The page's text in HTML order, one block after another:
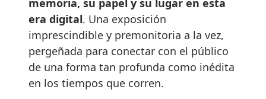
memoria, su papel y su lugar en esta
era digital. Una exposición
imprescindible y premonitoria a la vez,
pergeñada para conectar con el público
de una forma tan profunda como inédita
en los tiempos que corren.